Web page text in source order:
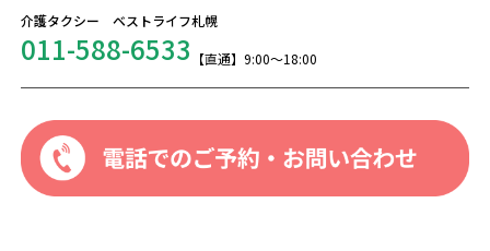
介護タクシー ベストライフ札幌
011-588-6533 【直通】9:00～18:00